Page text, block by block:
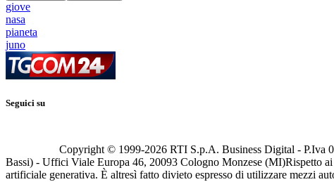
giove
nasa
pianeta
juno
Seguici su
Copyright © 1999-2026 RTI S.p.A. Business Digital - P.Iva
Bassi) - Uffici Viale Europa 46, 20093 Cologno Monzese (MI)Rispetto
artificiale generativa. È altresì fatto divieto espresso di utilizzare mezzi